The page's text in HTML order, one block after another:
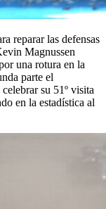
reparar las defensas
Magnussen
una rotura en la
parte el
su 51º visita
en la estadística al